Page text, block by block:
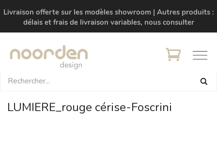
Livraison offerte sur les modèles showroom | Autres produits :
délais et frais de livraison variables, nous consulter
LUMIERE_rouge cérise-Foscrini